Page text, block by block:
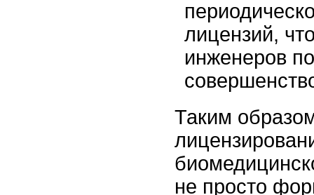
лицензий,
инженеров
Таким
не просто